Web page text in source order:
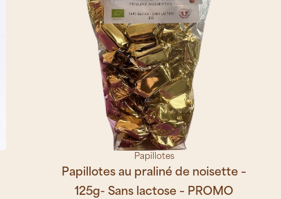
Papillotes
Papillotes au praliné de noisette –
125g- Sans lactose – PROMO